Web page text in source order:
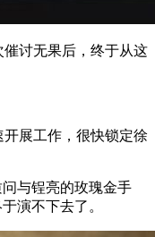
讨无果后，终于从这
展工作，很快锁定徐
与锃亮的玫瑰金手
演不下去了。